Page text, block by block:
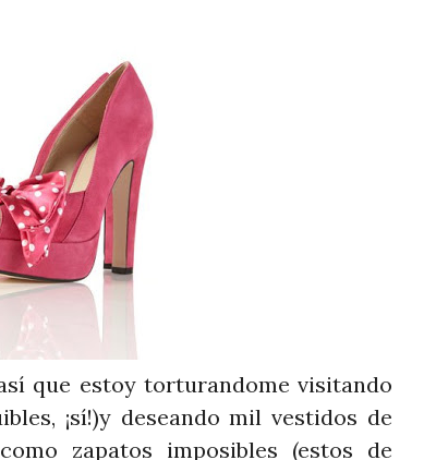
que estoy torturandome visitando
¡sí!)y deseando mil vestidos de
zapatos imposibles (estos de